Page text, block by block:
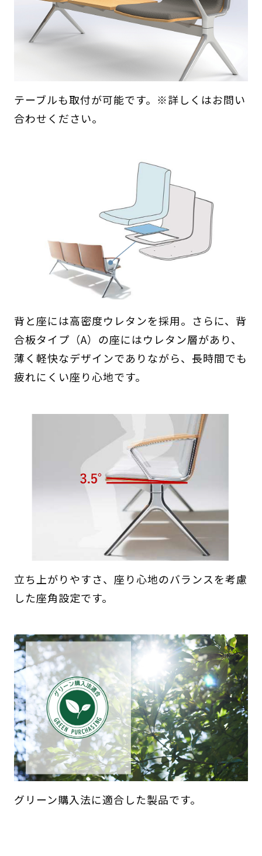
テーブルも取付が可能です。※詳しくはお問い
合わせください。
背と座には高密度ウレタンを採用。さらに、背
合板タイプ（A）の座にはウレタン層があり、
薄く軽快なデザインでありながら、長時間でも
疲れにくい座り心地です。
立ち上がりやすさ、座り心地のバランスを考慮
した座角設定です。
グリーン購入法に適合した製品です。